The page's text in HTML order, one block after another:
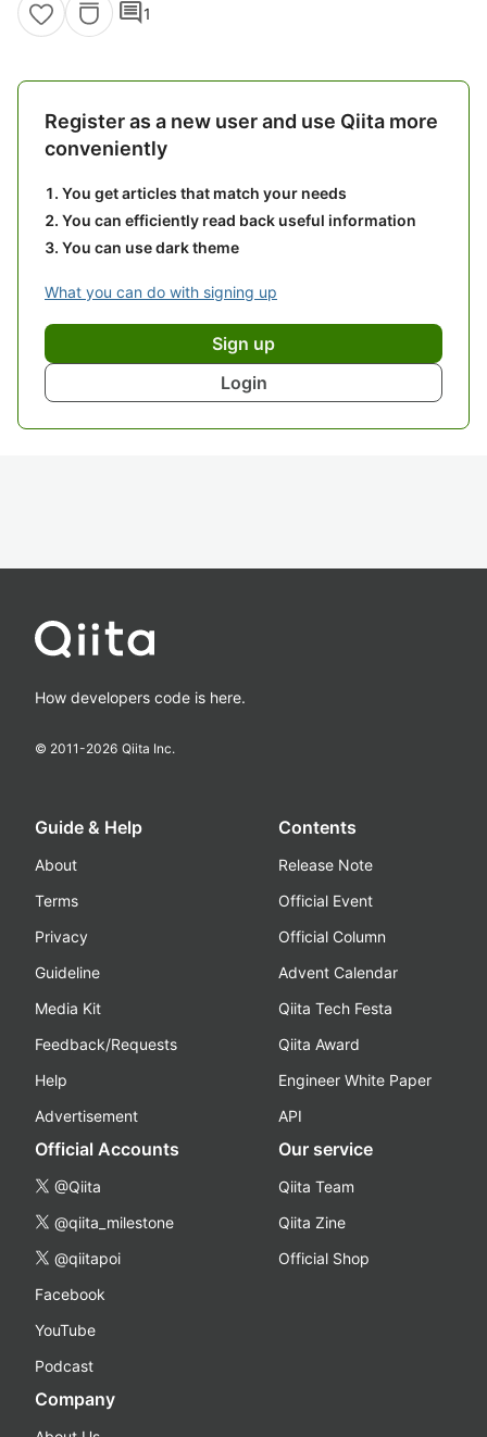
comment1
Register as a new user and use Qiita more
conveniently
You get articles that match your needs
You can efficiently read back useful information
You can use dark theme
What you can do with signing up
Sign up
Login
How developers code is here.
© 2011-2026 Qiita Inc.
Guide & Help
About
Terms
Privacy
Guideline
Media Kit
Feedback/Requests
Help
Advertisement
Contents
Release Note
Official Event
Official Column
Advent Calendar
Qiita Tech Festa
Qiita Award
Engineer White Paper
API
Official Accounts
@Qiita
@qiita_milestone
@qiitapoi
Facebook
YouTube
Podcast
Our service
Qiita Team
Qiita Zine
Official Shop
Company